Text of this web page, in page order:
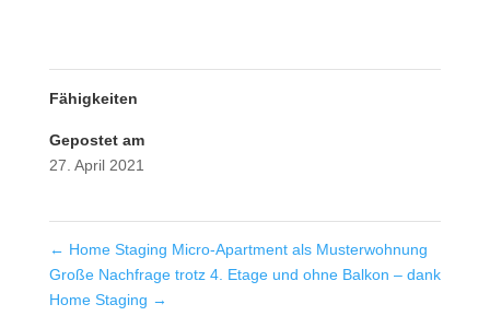
Fähigkeiten
Gepostet am
27. April 2021
← Home Staging Micro-Apartment als Musterwohnung
Große Nachfrage trotz 4. Etage und ohne Balkon – dank
Home Staging →